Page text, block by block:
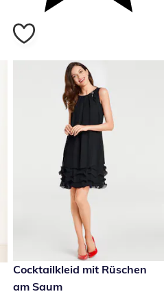
149,00 €
Cocktailkleid mit Rüschen
am Saum